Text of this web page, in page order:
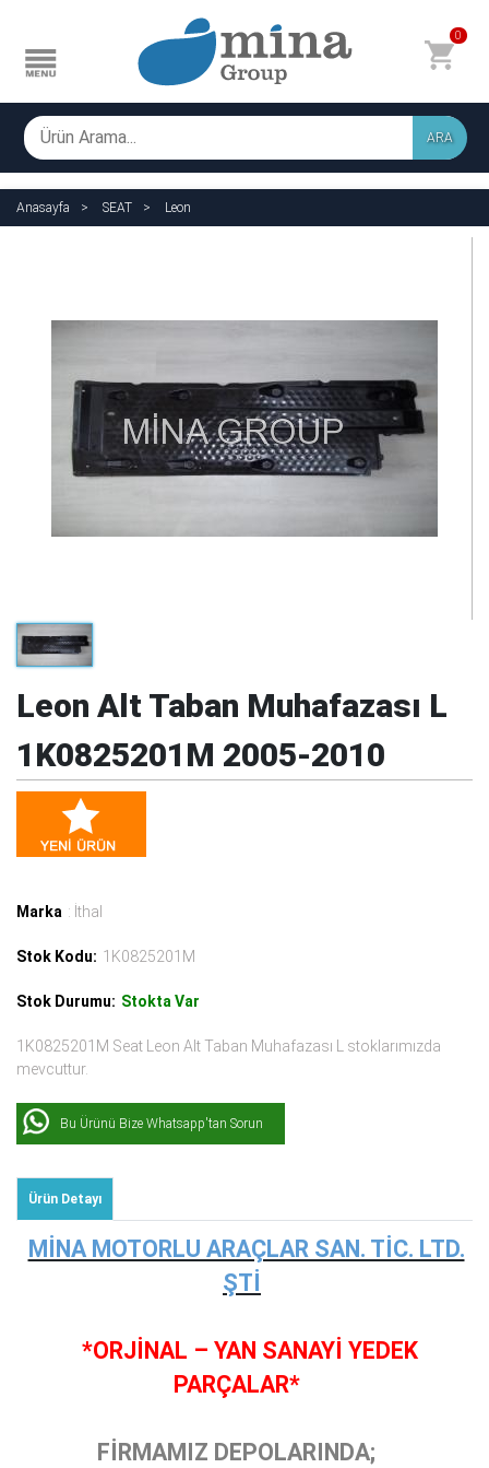
0
ARA
Anasayfa SEAT Leon
Leon Alt Taban Muhafazası L
1K0825201M 2005-2010
Marka : İthal
Stok Kodu: 1K0825201M
Stok Durumu: Stokta Var
1K0825201M Seat Leon Alt Taban Muhafazası L stoklarımızda
mevcuttur.
Bu Ürünü Bize Whatsapp'tan Sorun
Ürün Detayı
MİNA MOTORLU ARAÇLAR SAN. TİC. LTD.
ŞTİ
*ORJİNAL – YAN SANAYİ YEDEK
PARÇALAR*
FİRMAMIZ DEPOLARINDA;